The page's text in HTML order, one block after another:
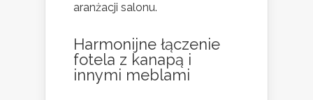
aranżacji salonu.
Harmonijne łączenie
fotela z kanapą i
innymi meblami